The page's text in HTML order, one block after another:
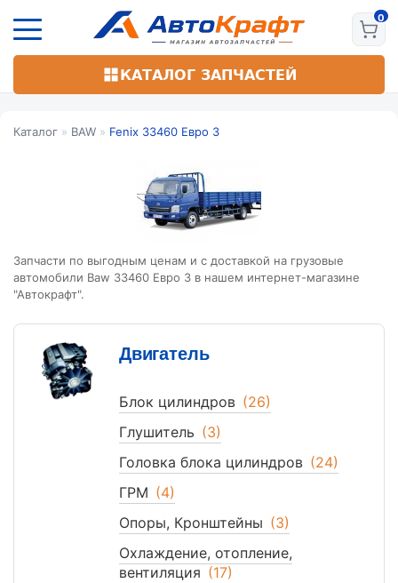
основному
КАТАЛОГ ЗАПЧАСТЕЙ
Каталог » BAW » Fenix 33460 Евро 3
Запчасти по выгодным ценам и с доставкой на грузовые
автомобили Baw 33460 Евро 3 в нашем интернет-магазине
"Автокрафт".
Двигатель
Блок цилиндров (26)
Глушитель (3)
Головка блока цилиндров (24)
ГРМ (4)
Опоры, Кронштейны (3)
Охлаждение, отопление,
вентиляция (17)